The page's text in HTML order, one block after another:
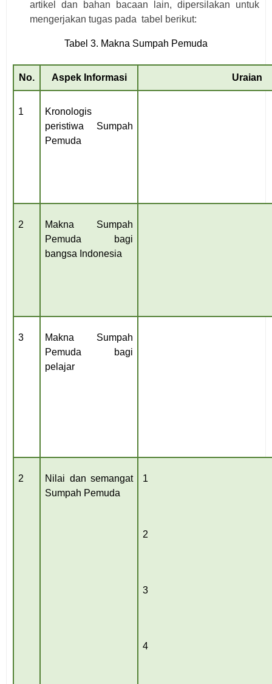
artikel dan bahan bacaan lain, dipersilakan untuk
mengerjakan tugas pada tabel berikut:
Tabel 3. Makna Sumpah Pemuda
No. Aspek Informasi Uraian
1
Kronologis
peristiwa Sumpah
Pemuda
2
Makna Sumpah
Pemuda bagi
bangsa Indonesia
3
Makna Sumpah
Pemuda bagi
pelajar
2
Nilai dan semangat
Sumpah Pemuda
1
2
3
4